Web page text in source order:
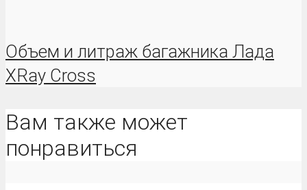
Объем и литраж багажника Лада
XRay Cross
Вам также может
понравиться